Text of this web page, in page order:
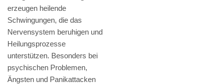
erzeugen heilende
Schwingungen, die das
Nervensystem beruhigen und
Heilungsprozesse
unterstützen. Besonders bei
psychischen Problemen,
Ängsten und Panikattacken